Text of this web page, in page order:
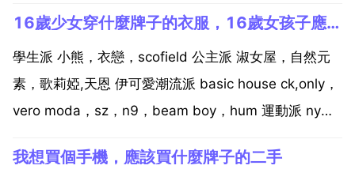
16歲少女穿什麼牌子的衣服，16歲女孩子應該穿什麼樣子的衣服
學生派 小熊，衣戀，scofield 公主派 淑女屋，自然元
素，歌莉婭,天恩 伊可愛潮流派 basic house ck,only，
vero moda，sz，n9，beam boy，hum 運動派 ny，
拉，大小，質量不親自去確認，最好不要買恩...
我想買個手機，應該買什麼牌子的二手